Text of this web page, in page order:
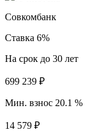
Совкомбанк
Ставка 6%
На срок до 30 лет
699 239 ₽
Мин. взнос 20.1 %
14 579 ₽